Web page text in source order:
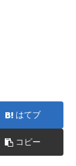
はてブ
コピー